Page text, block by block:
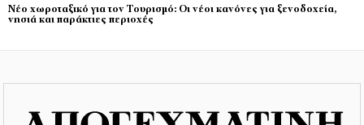
Νέο χωροταξικό για τον Τουρισμό: Οι νέοι κανόνες για ξενοδοχεία,
νησιά και παράκτιες περιοχές